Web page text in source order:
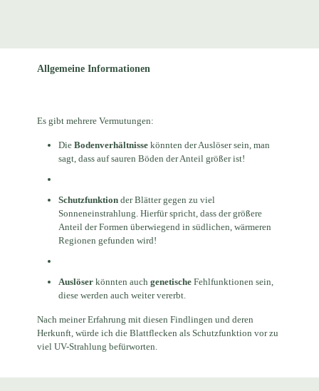
Allgemeine Informationen
Es gibt mehrere Vermutungen:
DieBodenverhältnisse könnten der Auslöser sein, man
sagt, dass auf sauren Böden der Anteil größer ist!
Schutzfunktion der Blätter gegen zu viel
Sonneneinstrahlung. Hierfür spricht, dass der größere
Anteil der Formen überwiegend in südlichen, wärmeren
Regionen gefunden wird!
Auslöser könnten auch genetische Fehlfunktionen sein,
diese werden auch weiter vererbt.
Nach meiner Erfahrung mit diesen Findlingen und deren
Herkunft, würde ich die Blattflecken als Schutzfunktion vor zu
viel UV-Strahlung befürworten.